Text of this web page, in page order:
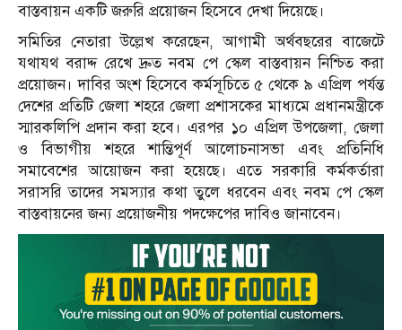
বাস্তবায়ন একটি জরুরি প্রয়োজন হিসেবে দেখা দিয়েছে।
সমিতির নেতারা উল্লেখ করেছেন, আগামী অর্থবছরের বাজেটে
যথাযথ বরাদ্দ রেখে দ্রুত নবম পে স্কেল বাস্তবায়ন নিশ্চিত করা
প্রয়োজন। দাবির অংশ হিসেবে কর্মসূচিতে ৫ থেকে ৯ এপ্রিল পর্যন্ত
দেশের প্রতিটি জেলা শহরে জেলা প্রশাসকের মাধ্যমে প্রধানমন্ত্রীকে
স্মারকলিপি প্রদান করা হবে। এরপর ১০ এপ্রিল উপজেলা, জেলা
ও বিভাগীয় শহরে শান্তিপূর্ণ আলোচনাসভা এবং প্রতিনিধি
সমাবেশের আয়োজন করা হয়েছে। এতে সরকারি কর্মকর্তারা
সরাসরি তাদের সমস্যার কথা তুলে ধরবেন এবং নবম পে স্কেল
বাস্তবায়নের জন্য প্রয়োজনীয় পদক্ষেপের দাবিও জানাবেন।